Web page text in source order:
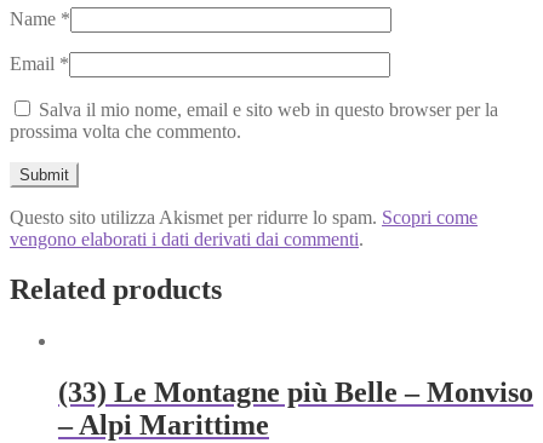
Name *
Email *
Salva il mio nome, email e sito web in questo browser per la
prossima volta che commento.
Questo sito utilizza Akismet per ridurre lo spam. Scopri come
vengono elaborati i dati derivati dai commenti.
Related products
(33) Le Montagne più Belle – Monviso
– Alpi Marittime